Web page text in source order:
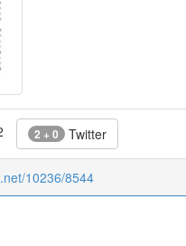
2 + 0 Twitter
10236/8544